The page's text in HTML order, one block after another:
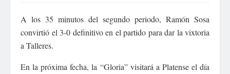
A los 35 minutos del segundo periodo, Ramón Sosa
convirtió el 3-0 definitivo en el partido para dar la vixtoria
a Talleres.
En la próxima fecha, la “Gloria” visitará a Platense el día